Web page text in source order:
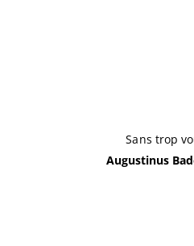
Sans trop
Augustinus